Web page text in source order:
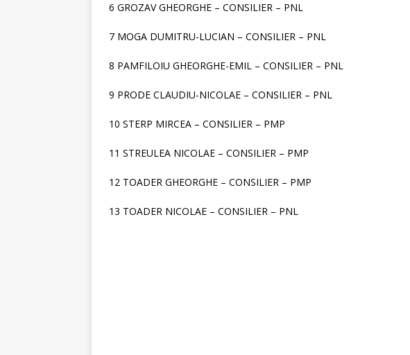
6 GROZAV GHEORGHE – CONSILIER – PNL
7 MOGA DUMITRU-LUCIAN – CONSILIER – PNL
8 PAMFILOIU GHEORGHE-EMIL – CONSILIER – PNL
9 PRODE CLAUDIU-NICOLAE – CONSILIER – PNL
10 STERP MIRCEA – CONSILIER – PMP
11 STREULEA NICOLAE – CONSILIER – PMP
12 TOADER GHEORGHE – CONSILIER – PMP
13 TOADER NICOLAE – CONSILIER – PNL